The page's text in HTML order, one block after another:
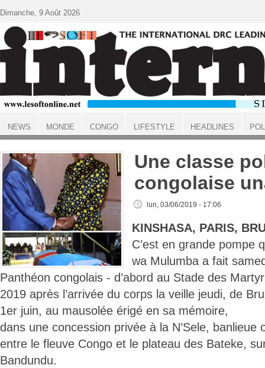
ACCUEIL
Une classe
congolaise
lun, 03/06/2019 - 17:06
KINSHASA, PARIS,
C’est en grande pompe
wa Mulumba a fait
Panthéon congolais - d’abord au Stade des
2019 après l’arrivée du corps la veille jeudi, de
1er juin, au mausolée érigé en sa mémoire,
dans une concession privée à la N’Sele, banlieue
entre le fleuve Congo et le plateau des Bateke,
Bandundu.
Dimanche, 9 Août 2026
NEWS MONDE CONGO LIFESTYLE HEADLINES